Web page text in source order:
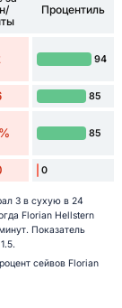
Процентиль
94
85
85
0
3 в сухую в 24
Florian Hellstern
Показатель
сейвов Florian